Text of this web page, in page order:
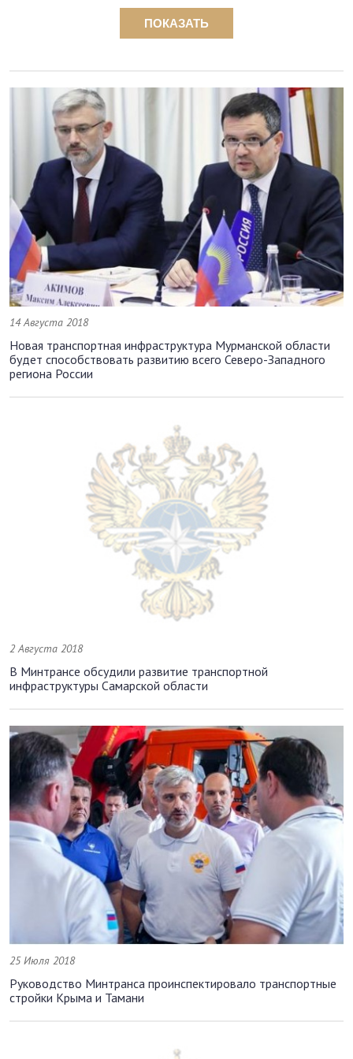
ПОКАЗАТЬ
14 Августа 2018
Новая транспортная инфраструктура Мурманской области
будет способствовать развитию всего Северо-Западного
региона России
2 Августа 2018
В Минтрансе обсудили развитие транспортной
инфраструктуры Самарской области
25 Июля 2018
Руководство Минтранса проинспектировало транспортные
стройки Крыма и Тамани